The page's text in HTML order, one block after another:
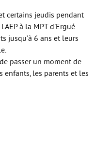
certains jeudis pendant
à la MPT d’Ergué
jusqu’à 6 ans et leurs
passer un moment de
enfants, les parents et les